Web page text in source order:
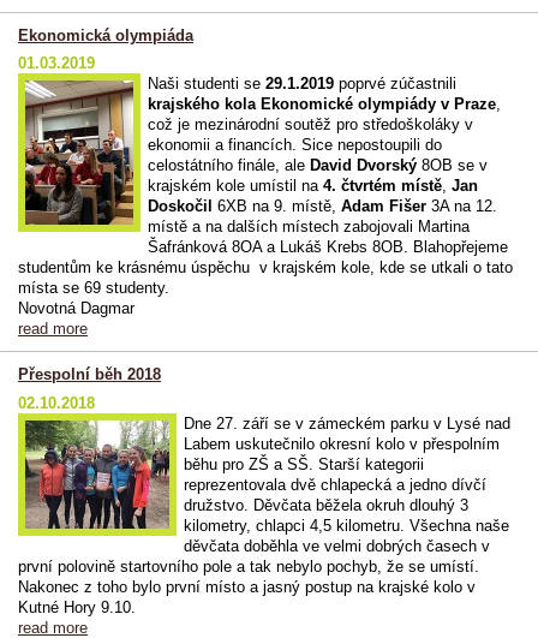
Ekonomická olympiáda
01.03.2019
Naši studenti se29.1.2019 poprvé zúčastnili
krajského kola Ekonomické olympiády v Praze,
což je mezinárodní soutěž pro středoškoláky v
ekonomii a financích. Sice nepostoupili do
celostátního finále, ale David Dvorský 8OB se v
krajském kole umístil na4. čtvrtém místě,Jan
Doskočil 6XB na 9. místě,Adam Fišer 3A na 12.
místě a na dalších místech zabojovali Martina
Šafránková 8OA a Lukáš Krebs 8OB. Blahopřejeme
studentům ke krásnému úspěchu v krajském kole, kde se utkali o tato
místa se 69 studenty.
Novotná Dagmar
read more
Přespolní běh 2018
02.10.2018
Dne 27. září se v zámeckém parku v Lysé nad
Labem uskutečnilo okresní kolo v přespolním
běhu pro ZŠ a SŠ. Starší kategorii
reprezentovala dvě chlapecká a jedno dívčí
družstvo. Děvčata běžela okruh dlouhý 3
kilometry, chlapci 4,5 kilometru. Všechna naše
děvčata doběhla ve velmi dobrých časech v
první polovině startovního pole a tak nebylo pochyb, že se umístí.
Nakonec z toho bylo první místo a jasný postup na krajské kolo v
Kutné Hory 9.10.
read more